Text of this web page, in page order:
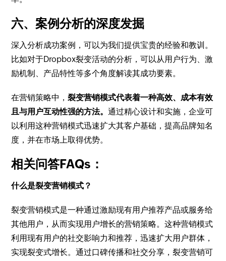
六、案例分析的深度发掘
深入分析成功案例，可以为我们提供宝贵的经验和教训。
比如对于Dropbox裂变活动的分析，可以从用户行为、激
励机制、产品特性等多个角度解读其成功要素。
在营销策略中，裂变营销模式代表着一种高效、成本有效
且与用户互动性强的方法。通过精心设计和实施，企业可
以利用这种营销模式迅速扩大其客户基础，提高品牌知名
度，并在市场上取得优势。
相关问答FAQs：
什么是裂变营销模式？
裂变营销模式是一种通过激励现有用户推荐产品或服务给
其他用户，从而实现用户增长的营销策略。这种营销模式
利用现有用户的社交影响力和推荐，迅速扩大用户群体，
实现裂变式增长。通过口碑传播和社交分享，裂变营销可